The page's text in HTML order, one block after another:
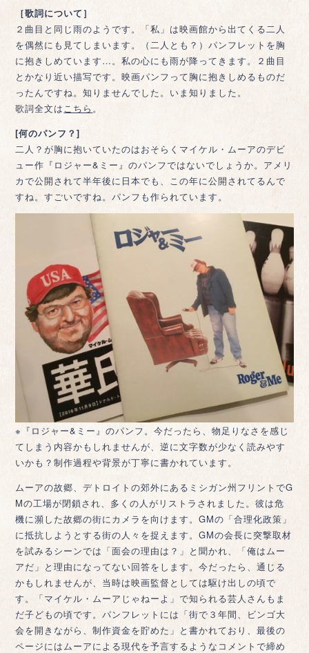
［歌詞について］
２曲目と同じ雨のようです。「私」は映画館から出てくる二人
を偶然にも見てしまいます。（二人とも？）パンフレットを胸
に抱きしめています…。私の心にも雨が降ってきます。２曲目
とかなり近い描写です。映画パンフって胸に抱きしめるものだ
ったんですね。知りませんでした。いま知りました。
歌詞全文はこちら 。
[何のパンフ？]
二人？が胸に抱いていたのはおそらくマイケル・ムーアのデビ
ュー作『ロジャー&ミー』のパンフではないでしょうか。アメリ
カで公開されて半年後に日本でも、この年に公開されてるんで
すね。すごいですね。パンフも作られています。
※『ロジャー&ミー』のパンフ。今だったら、物足りなさを感じ
てしまう内容かもしれませんが、逆に文字数が少なく読みやす
いかも？制作過程や背景が丁寧に書かれています。
ムーアの故郷、デトロイトの郊外にあるミシガン州フリントでG
Mの工場が閉鎖され、多くの人がリストラされました。彼は危
機に瀕した故郷の街にカメラを向けます。GMの「合理化政策」
に抵抗しようとする街の人々を捉えます。GMの会長に突撃取材
を試みるシーンでは「面会の理由は？」と聞かれ、「俺はムー
アだ」と理由になってない回答をします。今だったら、通じる
かもしれませんが、当時は映画監督としては駆け出しの頃で
す。「マイケル・ムーアじゃねーよ」で知られる芸人さんもま
だ子どもの頃です。パンフレットには「街で３年間、ビンゴ大
会を開きながら、制作資金を貯めた」と書かれており、最後の
ページにはムーアによる現代を予言するようなコメントで締め